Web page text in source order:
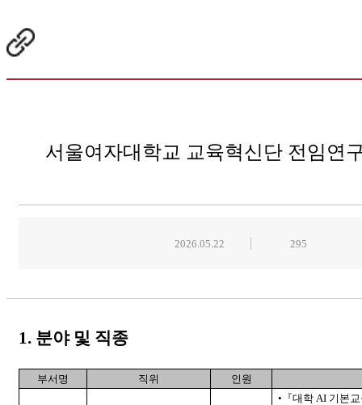
서울여자대학교 교육혁신단 전임연
2026.05.22 295
1. 분야 및 직종
부서명 직위 인원
•『대학 AI 기본